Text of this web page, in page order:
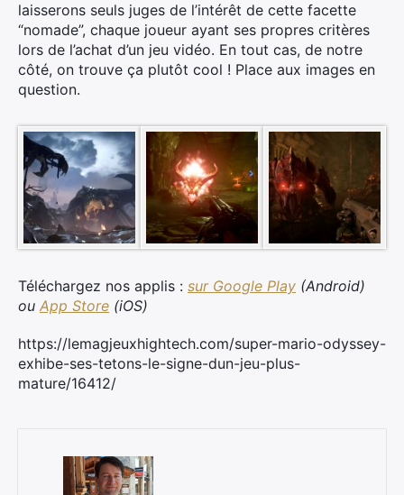
laisserons seuls juges de l’intérêt de cette facette
“nomade”, chaque joueur ayant ses propres critères
lors de l’achat d’un jeu vidéo. En tout cas, de notre
côté, on trouve ça plutôt cool ! Place aux images en
question.
Téléchargez nos applis : sur Google Play (Android)
ou App Store (iOS)
https://lemagjeuxhightech.com/super-mario-odyssey-
exhibe-ses-tetons-le-signe-dun-jeu-plus-
mature/16412/
×